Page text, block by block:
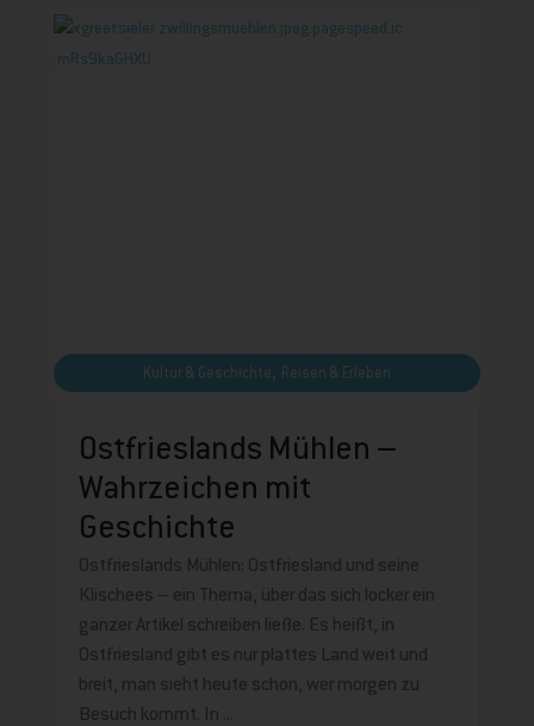
Kultur & Geschichte , Reisen & Erleben
Ostfrieslands Mühlen –
Wahrzeichen mit
Geschichte
Ostfrieslands Mühlen: Ostfriesland und seine
Klischees – ein Thema, über das sich locker ein
ganzer Artikel schreiben ließe. Es heißt, in
Ostfriesland gibt es nur plattes Land weit und
breit, man sieht heute schon, wer morgen zu
Besuch kommt. In